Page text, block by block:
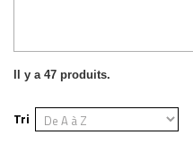
Il y a 47 produits.
Tri